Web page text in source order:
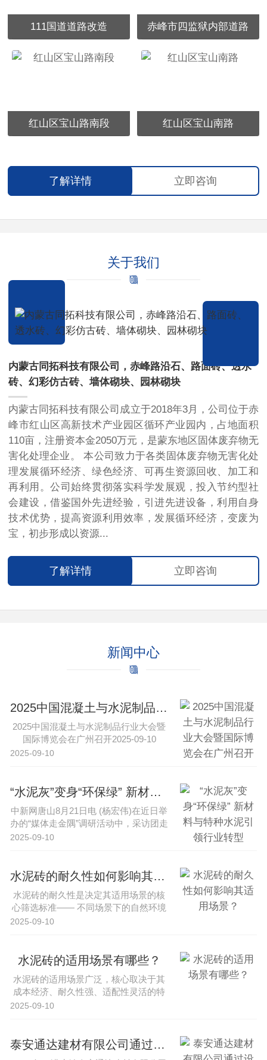
111国道道路改造 赤峰市四监狱内部道路
红山区宝山路南段 红山区宝山南路
了解详情 立即咨询
关于我们
内蒙古同拓科技有限公司，赤峰路沿石、路面砖、透水
砖、幻彩仿古砖、墙体砌块、园林砌块
内蒙古同拓科技有限公司成立于2018年3月，公司位于赤
峰市红山区高新技术产业园区循环产业园内，占地面积
110亩，注册资本金2050万元，是蒙东地区固体废弃物无
害化处理企业。 本公司致力于各类固体废弃物无害化处
理发展循环经济、绿色经济、可再生资源回收、加工和
再利用。公司始终贯彻落实科学发展观，投入节约型社
会建设，借鉴国外先进经验，引进先进设备，利用自身
技术优势，提高资源利用效率，发展循环经济，变废为
宝，初步形成以资源...
了解详情 立即咨询
新闻中心
2025中国混凝土与水泥制品行业大会暨国际博览会在广州召开
2025中国混凝土与水泥制品行业大会暨
国际博览会在广州召开2025-09-10
2025-09-10
“水泥灰”变身“环保绿” 新材料与特种水泥引领行业转型
中新网唐山8月21日电 (杨宏伟)在近日举
办的“媒体走金隅”调研活动中，采访团走
进内蒙古锡林郭勒盟、···
2025-09-10
水泥砖的耐久性如何影响其适用场景？
水泥砖的耐久性是决定其适用场景的核
心筛选标准—— 不同场景下的自然环境
（温湿度、酸碱、风雨侵蚀）、使···
2025-09-10
水泥砖的适用场景有哪些？
水泥砖的适用场景广泛，核心取决于其
成本经济、耐久性强、适配性灵活的特
性，同时需结合不同场景对材料性能···
2025-09-10
泰安通达建材有限公司通过设备升级提升水泥砖生产效率